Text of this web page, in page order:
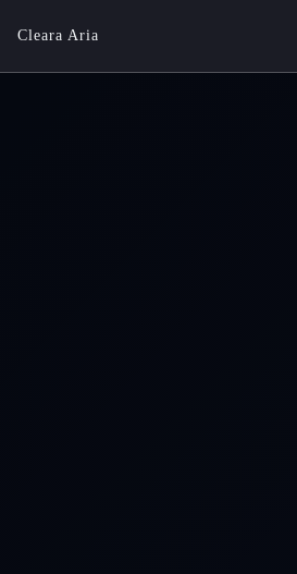
Cleara Aria